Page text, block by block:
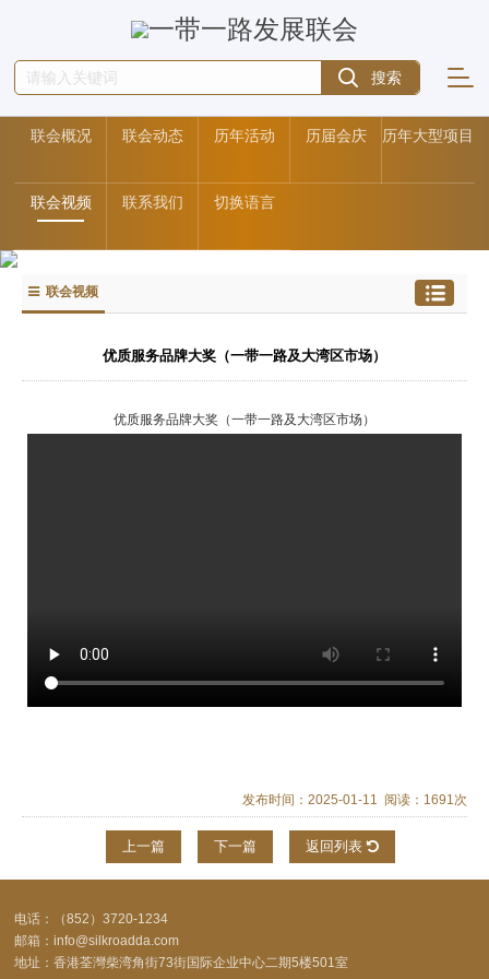
联会概况 联会动态 历年活动 历届会庆 历年大型项目
联会视频 联系我们 切换语言
联会视频
优质服务品牌大奖（一带一路及大湾区市场）
优质服务品牌大奖（一带一路及大湾区市场）
发布时间：2025-01-11 阅读：1691次
上一篇 下一篇 返回列表
电话：（852）3720-1234
邮箱：info@silkroadda.com
地址：香港荃灣柴湾角街73街国际企业中心二期5楼501室